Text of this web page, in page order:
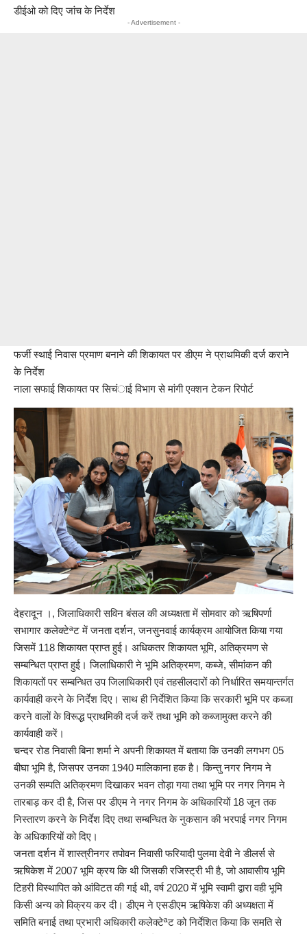
डीईओ को दिए जांच के निर्देश
- Advertisement -
फर्जी स्थाई निवास प्रमाण बनाने की शिकायत पर डीएम ने प्राथमिकी दर्ज कराने
के निर्देश
नाला सफाई शिकायत पर सिचंाई विभाग से मांगी एक्शन टेकन रिपोर्ट
देहरादून ।, जिलाधिकारी सविन बंसल की अध्यक्षता में सोमवार को ऋषिपर्णा
सभागार कलेक्टेªट में जनता दर्शन, जनसुनवाई कार्यक्रम आयोजित किया गया
जिसमें 118 शिकायत प्राप्त हुई। अधिकतर शिकायत भूमि, अतिक्रमण से
सम्बन्धित प्राप्त हुई। जिलाधिकारी ने भूमि अतिक्रमण, कब्जे, सीमांकन की
शिकायतों पर सम्बन्धित उप जिलाधिकारी एवं तहसीलदारों को निर्धारित समयान्तर्गत
कार्यवाही करने के निर्देश दिए। साथ ही निर्देशित किया कि सरकारी भूमि पर कब्जा
करने वालों के विरूद्ध प्राथमिकी दर्ज करें तथा भूमि को कब्जामुक्त करने की
कार्यवाही करें।
चन्दर रोड निवासी बिना शर्मा ने अपनी शिकायत में बताया कि उनकी लगभग 05
बीघा भूमि है, जिसपर उनका 1940 मालिकाना हक है। किन्तु नगर निगम ने
उनकी सम्पति अतिक्रमण दिखाकर भवन तोड़ा गया तथा भूमि पर नगर निगम ने
तारबाड़ कर दी है, जिस पर डीएम ने नगर निगम के अधिकारियों 18 जून तक
निस्तारण करने के निर्देश दिए तथा सम्बन्धित के नुकसान की भरपाई नगर निगम
के अधिकारियों को दिए।
जनता दर्शन में शास्त्रीनगर तपोवन निवासी फरियादी पुलमा देवी ने डीलर्स से
ऋषिकेश में 2007 भूमि क्रय कि थी जिसकी रजिस्ट्री भी है, जो आवासीय भूमि
टिहरी विस्थापित को आंविटत की गई थी, वर्ष 2020 में भूमि स्वामी द्वारा वही भूमि
किसी अन्य को विक्रय कर दी। डीएम ने एसडीएम ऋषिकेश की अध्यक्षता में
समिति बनाई तथा प्रभारी अधिकारी कलेक्टेªट को निर्देशित किया कि समति से